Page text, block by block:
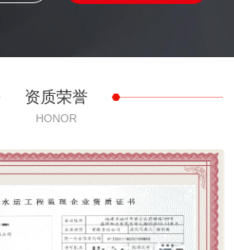
资质荣誉
HONOR